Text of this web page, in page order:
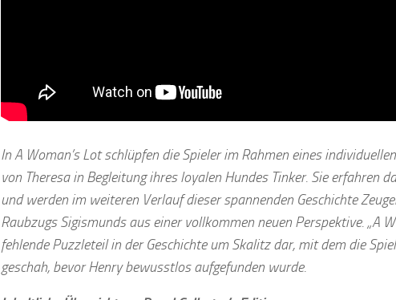
In A Woman’s Lot schlüpfen die Spieler im Rahmen eines
von Theresa in Begleitung ihres loyalen Hundes Tinker. Sie erfahren
und werden im weiteren Verlauf dieser spannenden Geschichte
Raubzugs Sigismunds aus einer vollkommen neuen Perspektive. „A
fehlende Puzzleteil in der Geschichte um Skalitz dar, mit dem die
geschah, bevor Henry bewusstlos aufgefunden wurde.